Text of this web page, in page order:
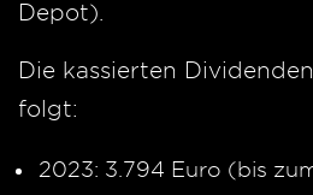
Depot).
Die kassierten
folgt:
2023: 3.794 Euro (bis